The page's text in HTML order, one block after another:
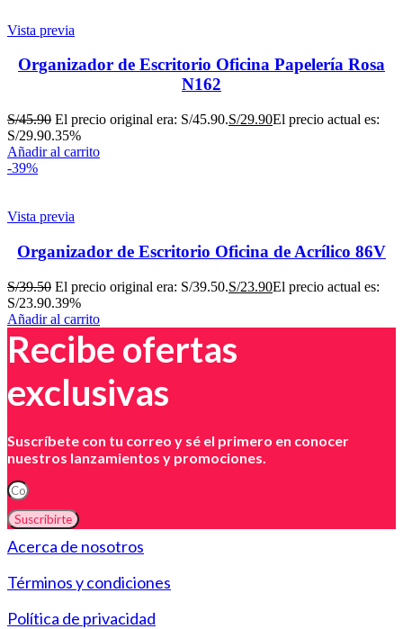
Vista previa
Organizador de Escritorio Oficina Papelería Rosa
N162
S/45.90 El precio original era: S/45.90.S/29.90El precio actual es:
S/29.90.35%
Añadir al carrito
-39%
Vista previa
Organizador de Escritorio Oficina de Acrílico 86V
S/39.50 El precio original era: S/39.50.S/23.90El precio actual es:
S/23.90.39%
Añadir al carrito
Recibe ofertas
exclusivas
Suscríbete con tu correo y sé el primero en conocer
nuestros lanzamientos y promociones.
Suscribirte
Acerca de nosotros
Términos y condiciones
Política de privacidad